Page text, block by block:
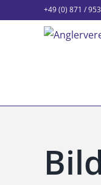
+49 (0) 871 /